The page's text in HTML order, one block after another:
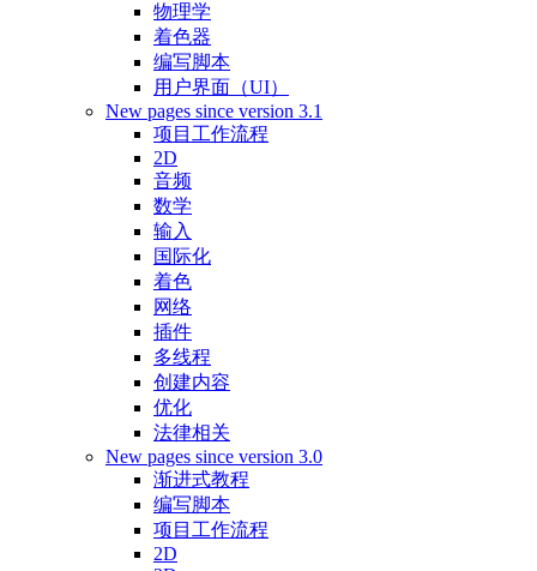
物理学
着色器
编写脚本
用户界面（UI）
New pages since version 3.1
项目工作流程
2D
音频
数学
输入
国际化
着色
网络
插件
多线程
创建内容
优化
法律相关
New pages since version 3.0
渐进式教程
编写脚本
项目工作流程
2D